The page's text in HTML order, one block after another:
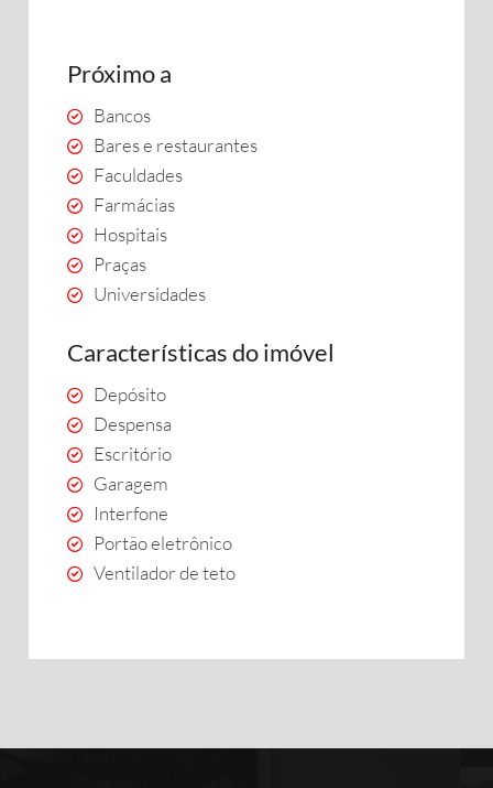
Próximo a
Bancos
Bares e restaurantes
Faculdades
Farmácias
Hospitais
Praças
Universidades
Características do imóvel
Depósito
Despensa
Escritório
Garagem
Interfone
Portão eletrônico
Ventilador de teto